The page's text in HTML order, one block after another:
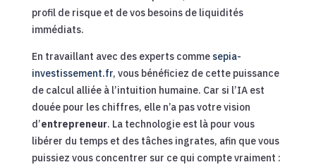
profil de risque et de vos besoins de liquidités
immédiats.
En travaillant avec des experts comme sepia-
investissement.fr, vous bénéficiez de cette puissance
de calcul alliée à l’intuition humaine. Car si l’IA est
douée pour les chiffres, elle n’a pas votre vision
d’entrepreneur. La technologie est là pour vous
libérer du temps et des tâches ingrates, afin que vous
puissiez vous concentrer sur ce qui compte vraiment :